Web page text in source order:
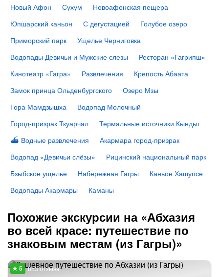
Новый Афон Сухум
Новоафонская пещера
Юпшарский каньон
С дегустацией
Голубое озеро
Приморский парк
Ущелье Черниговка
Водопады Девичьи и Мужские слезы
Ресторан «Гагрипш»
Кинотеатр «Гагра»
Развлечения
Крепость Абаата
Замок принца Ольденбургского
Озеро Мзы
Гора Мамдзышха
Водопад Молочный
Город-призрак Ткуарчал
Термальные источники Кындыг
⛴ Водные развлечения
Акармара город-призрак
Водопад «Девичьи слёзы»
Рицинский национальный парк
Бзыбское ущелье
Набережная Гагры
Каньон Хашупсе
Водопады Акармары
Каманы
Похожие экскурсии на «Абхазия
во всей красе: путешествие по
знаковым местам (из Гагры)»
853 отзыва